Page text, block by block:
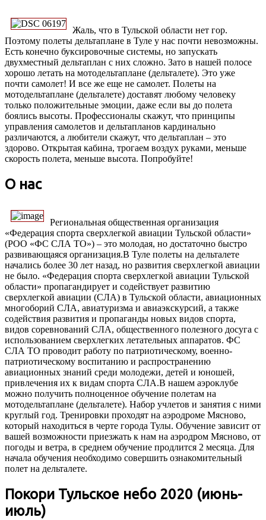
Жаль, что в Тульской области нет гор.
Поэтому полеты дельтаплане в Туле у нас почти невозможны.
Есть конечно буксировочные системы, но запускать
двухместный дельтаплан с них сложно. Зато в нашей полосе
хорошо летать на мотодельтаплане (дельталете). Это уже
почти самолет! И все же еще не самолет. Полеты на
мотодельтаплане (дельталете) доставят любому человеку
только положительные эмоции, даже если вы до полета
боялись высоты. Профессионалы скажут, что принципы
управления самолетов и дельтапланов кардинально
различаются, а любители скажут, что дельтаплан – это
здорово. Открытая кабина, трогаем воздух руками, меньше
скорость полета, меньше высота. Попробуйте!
О нас
Региональная общественная организация
«Федерация спорта сверхлегкой авиации Тульской области»
(РОО «ФС СЛА ТО») – это молодая, но достаточно быстро
развивающаяся организация.В Туле полеты на дельталете
начались более 30 лет назад, но развития сверхлегкой авиации
не было. «Федерация спорта сверхлегкой авиации Тульской
области» пропагандирует и содействует развитию
сверхлегкой авиации (СЛА) в Тульской области, авиационных
многоборий СЛА, авиатуризма и авиаэкскурсий, а также
содействия развития и пропаганды новых видов спорта,
видов соревнований СЛА, общественного полезного досуга с
использованием сверхлегких летательных аппаратов. ФС
СЛА ТО проводит работу по патриотическому, военно-
патриотическому воспитанию и распространению
авиационных знаний среди молодежи, детей и юношей,
привлечения их к видам спорта СЛА.В нашем аэроклубе
можно получить полноценное обучение полетам на
мотодельтаплане (дельталете). Набор учлетов и занятия с ними
круглый год. Тренировки проходят на аэродроме Мясново,
который находиться в черте города Тулы. Обучение зависит от
вашей возможности приезжать к нам на аэродром Мясново, от
погоды и ветра, в среднем обучение продлится 2 месяца. Для
начала обучения необходимо совершить ознакомительный
полет на дельталете.
Покори Тульское небо 2020 (июнь-
июль)